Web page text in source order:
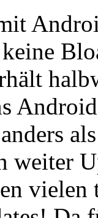
weiter
vielen